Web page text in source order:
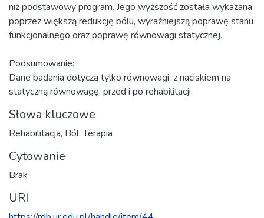
niż podstawowy program. Jego wyższość została wykazana
poprzez większą redukcję bólu, wyraźniejszą poprawę stanu
funkcjonalnego oraz poprawę równowagi statycznej.
Podsumowanie:
Dane badania dotyczą tylko równowagi, z naciskiem na
statyczną równowagę, przed i po rehabilitacji.
Słowa kluczowe
Rehabilitacja, Ból,Terapia
Cytowanie
Brak
URI